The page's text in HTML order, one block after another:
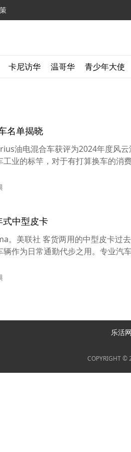
卡尼访华 温哥华 青少年大使
名单揭晓
油电混合车获评为2024年度风
工业的标竿，对于有打算换车的消
中型皮卡
。美联社 客货两用的中型皮卡过
辆作为日常通勤代步之用。专业
乐活网
COPYRIGHT ©